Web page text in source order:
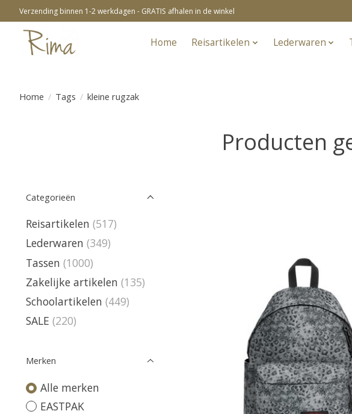
Verzending binnen 1-2 werkdagen - GRATIS afhalen in de winkel
Home Reisartikelen Lederwaren
Home / Tags / kleine rugzak
Producten
Categorieën
Reisartikelen (517)
Lederwaren (349)
Tassen (1000)
Zakelijke artikelen (135)
Schoolartikelen (449)
SALE (220)
Merken
Alle merken
EASTPAK